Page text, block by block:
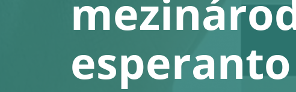
esperanto